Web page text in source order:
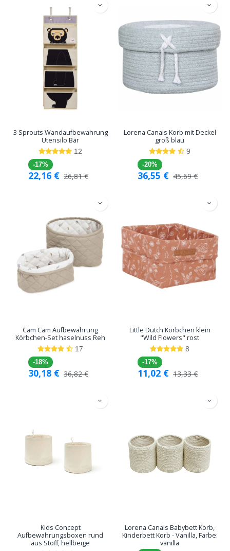
3 Sprouts Wandaufbewahrung
Utensilo Bär
12
-17%
22,16 € 26,81€
Lorena Canals Korb mit Deckel
groß blau
9
-20%
36,55 € 45,69€
Cam Cam Aufbewahrung
Körbchen-Set haselnuss Reh
17
-18%
30,18 € 36,82€
Little Dutch Körbchen klein
"Wild Flowers" rost
8
-17%
11,02 € 13,33€
Kids Concept
Aufbewahrungsboxen rund
aus Stoff, hellbeige
Lorena Canals Babybett Korb,
Kinderbett Korb - Vanilla, Farbe:
vanilla